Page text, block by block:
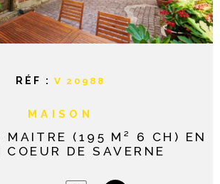
NOTRE
RÉF :V 20988
MAISON
MAITRE (195 M² 6 CH) EN
COEUR DE SAVERNE